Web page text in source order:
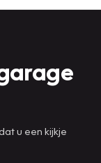
u een kijkje